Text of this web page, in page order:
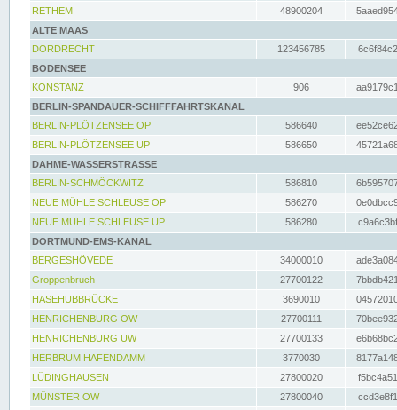
RETHEM
48900204
ALTE MAAS
DORDRECHT
123456785
BODENSEE
KONSTANZ
906
BERLIN-SPANDAUER-SCHIFFFAHRTSKANAL
BERLIN-PLÖTZENSEE OP
586640
BERLIN-PLÖTZENSEE UP
586650
DAHME-WASSERSTRASSE
BERLIN-SCHMÖCKWITZ
586810
NEUE MÜHLE SCHLEUSE OP
586270
NEUE MÜHLE SCHLEUSE UP
586280
DORTMUND-EMS-KANAL
BERGESHÖVEDE
34000010
Groppenbruch
27700122
HASEHUBBRÜCKE
3690010
HENRICHENBURG OW
27700111
HENRICHENBURG UW
27700133
HERBRUM HAFENDAMM
3770030
LÜDINGHAUSEN
27800020
MÜNSTER OW
27800040